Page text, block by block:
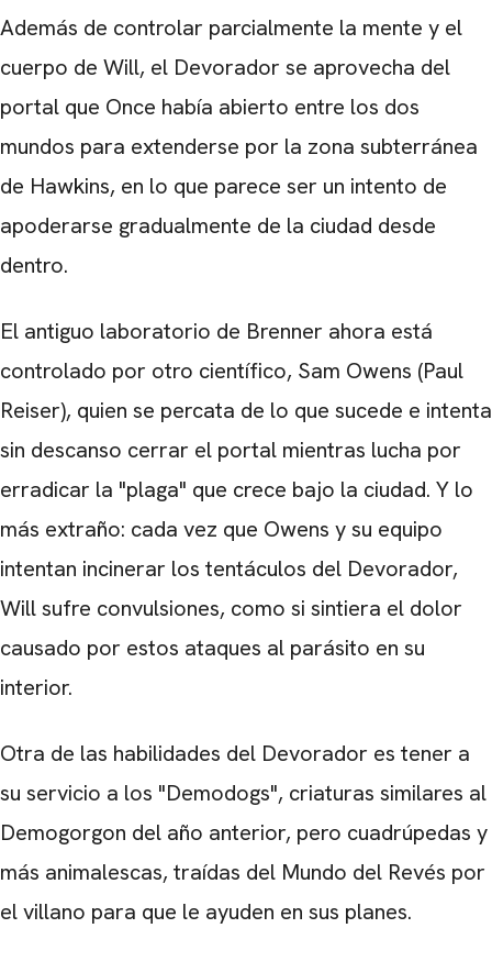
Además de controlar parcialmente la mente y el
cuerpo de Will, el Devorador se aprovecha del
portal que Once había abierto entre los dos
mundos para extenderse por la zona subterránea
de Hawkins, en lo que parece ser un intento de
apoderarse gradualmente de la ciudad desde
dentro.
El antiguo laboratorio de Brenner ahora está
controlado por otro científico, Sam Owens (Paul
Reiser), quien se percata de lo que sucede e intenta
sin descanso cerrar el portal mientras lucha por
erradicar la "plaga" que crece bajo la ciudad. Y lo
más extraño: cada vez que Owens y su equipo
intentan incinerar los tentáculos del Devorador,
Will sufre convulsiones, como si sintiera el dolor
causado por estos ataques al parásito en su
interior.
Otra de las habilidades del Devorador es tener a
su servicio a los "Demodogs", criaturas similares al
Demogorgon del año anterior, pero cuadrúpedas y
más animalescas, traídas del Mundo del Revés por
el villano para que le ayuden en sus planes.